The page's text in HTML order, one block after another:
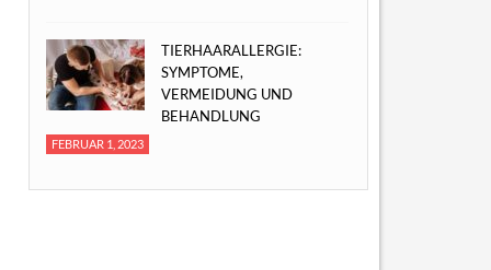
TIERHAARALLERGIE:
SYMPTOME,
VERMEIDUNG UND
BEHANDLUNG
FEBRUAR 1, 2023